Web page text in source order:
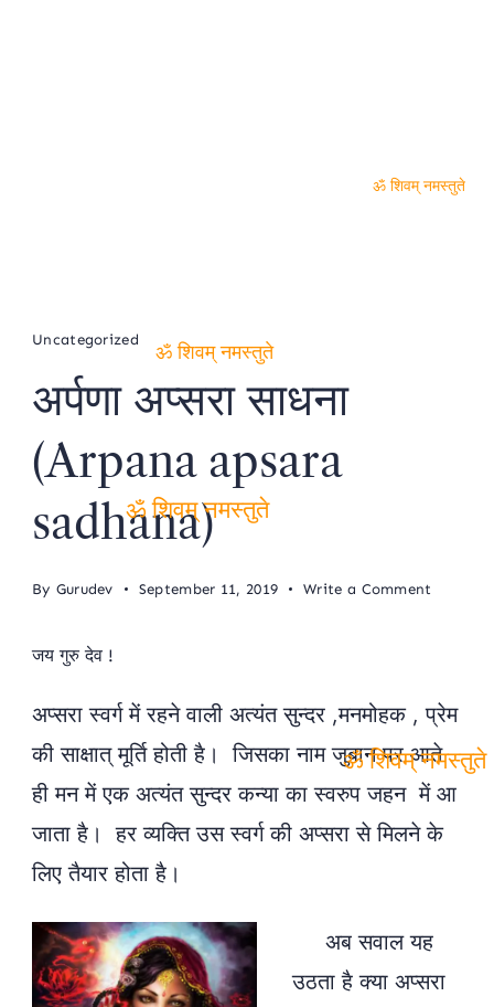
Uncategorized
अर्पणा अप्सरा साधना
(Arpana apsara
sadhana)
By Gurudev September 11, 2019 Write a Comment
apsara
जय गुरु देव !
अप्सरा स्वर्ग में रहने वाली अत्यंत सुन्दर ,मनमोहक , प्रेम
की साक्षात् मूर्ति होती है। जिसका नाम जुबान पर आते
ही मन में एक अत्यंत सुन्दर कन्या का स्वरुप जहन में आ
जाता है। हर व्यक्ति उस स्वर्ग की अप्सरा से मिलने के
लिए तैयार होता है।
अब सवाल यह
उठता है क्या अप्सरा
ॐ शिवम् नमस्तुते
ॐ शिवम् नमस्तुते
ॐ शिवम् नमस्तुते